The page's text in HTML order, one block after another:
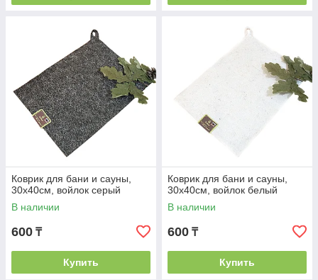
Коврик для бани и сауны,
30х40см, войлок серый
В наличии
600 ₸
Купить
Коврик для бани и сауны,
30х40см, войлок белый
В наличии
600 ₸
Купить